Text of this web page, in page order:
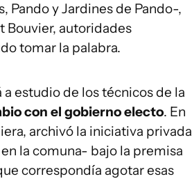
y Jardines de Pando-,
Bouvier, autoridades
tomar la palabra.
estudio de los técnicos de la
con el gobierno electo. En
archivó la iniciativa privada
la comuna- bajo la premisa
correspondía agotar esas